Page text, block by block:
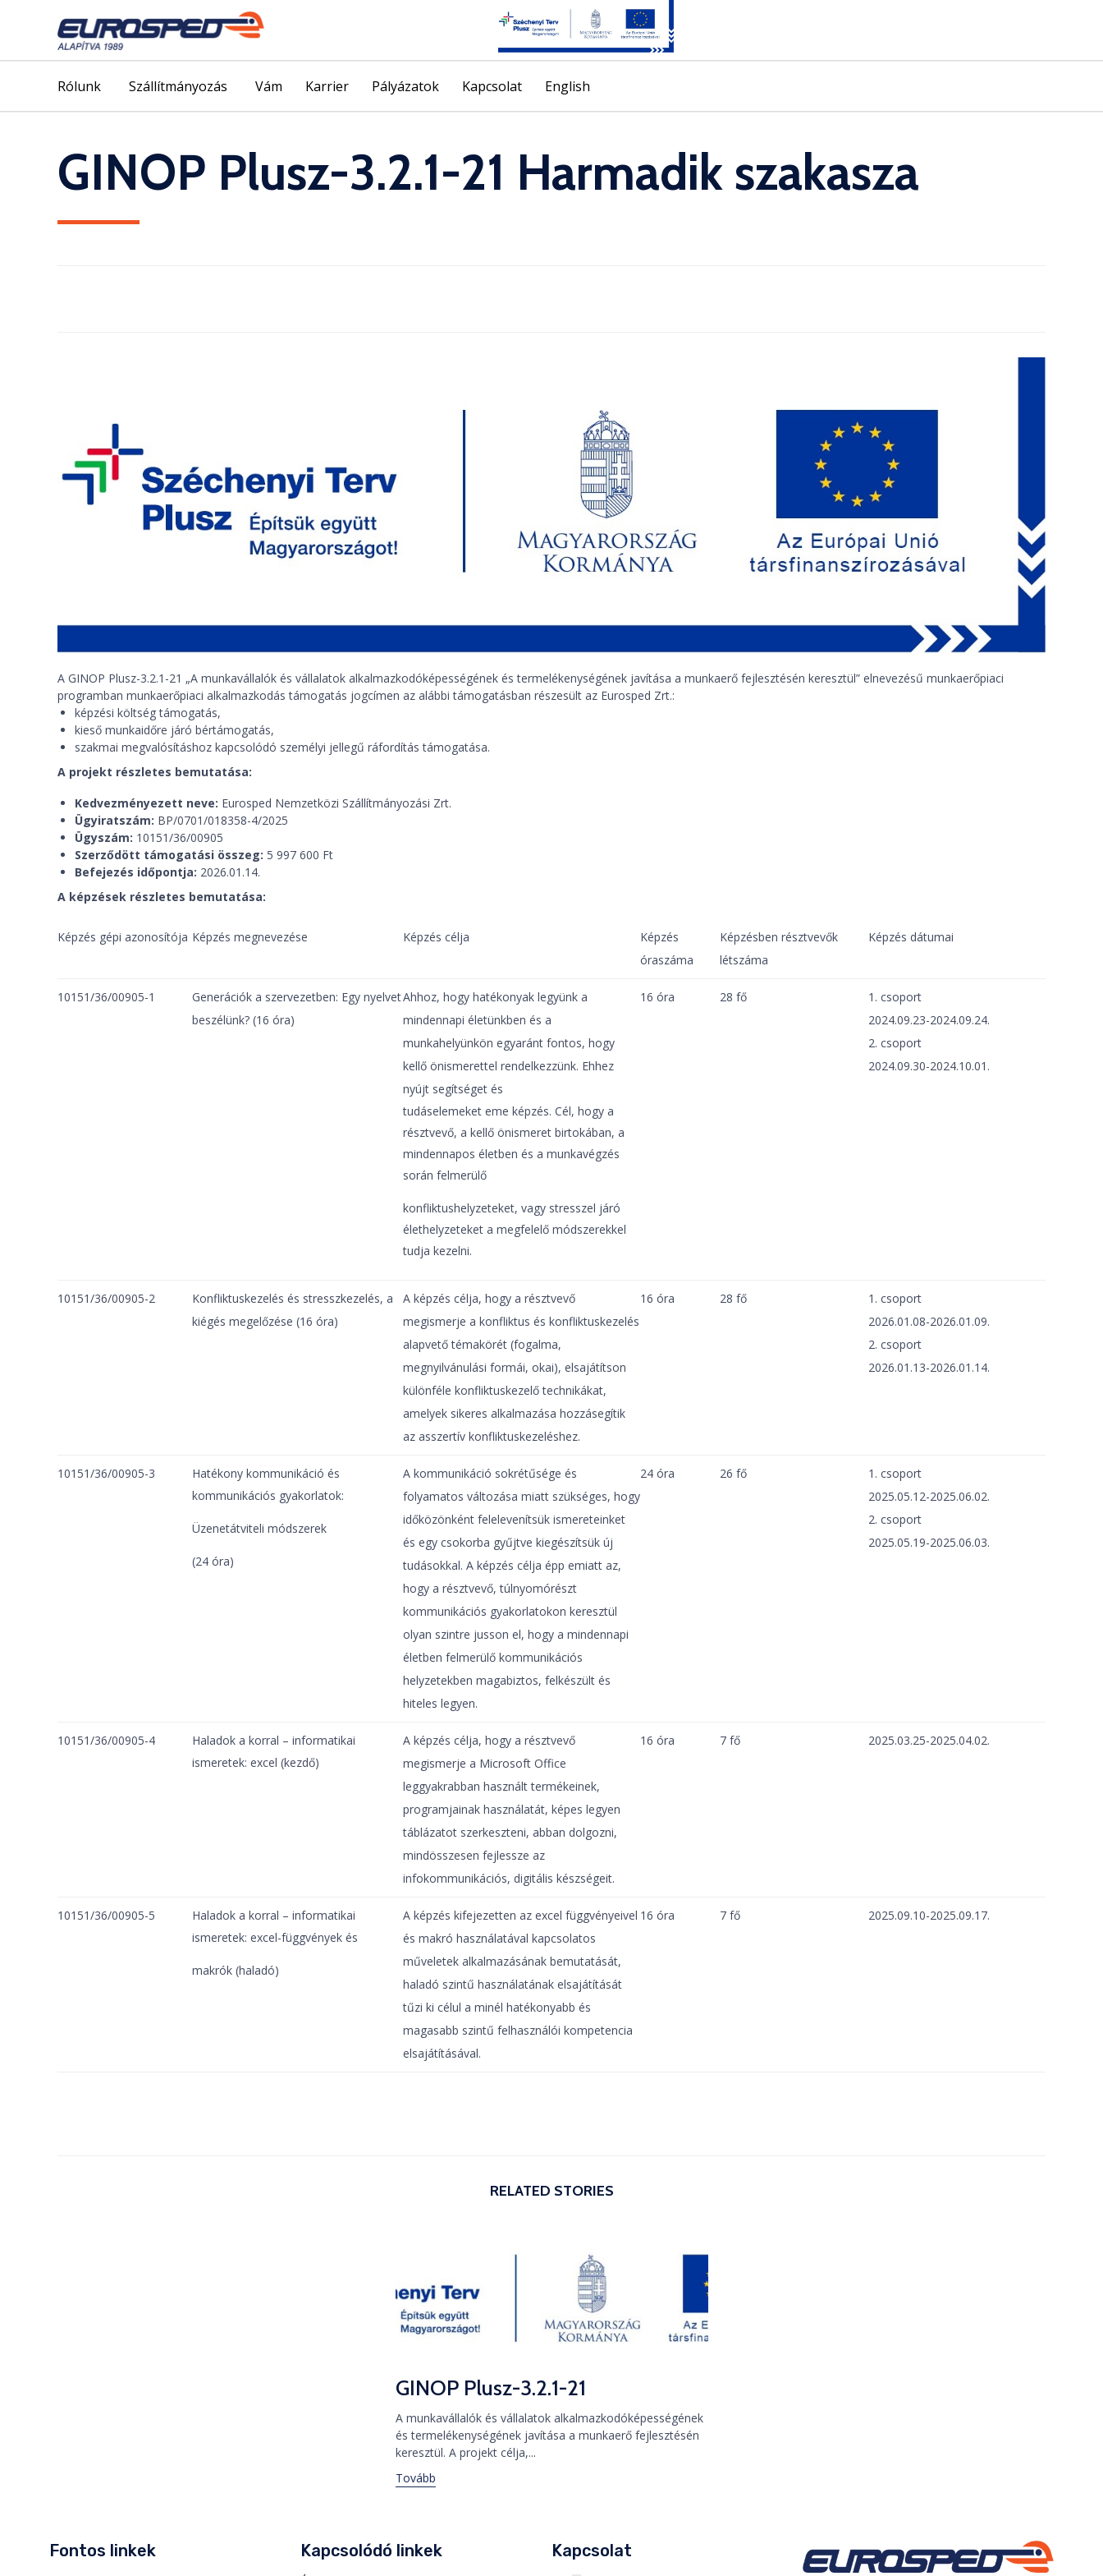
to
Rólunk Szállítmányozás Vám Karrier Pályázatok Kapcsolat English
GINOP Plusz-3.2.1-21 Harmadik szakasza
A GINOP Plusz-3.2.1-21 „A munkavállalók és vállalatok alkalmazkodóképességének és termelékenységének javítása a munkaerő fejlesztésén keresztül” elnevezésű munkaerőpiaci
programban munkaerőpiaci alkalmazkodás támogatás jogcímen az alábbi támogatásban részesült az Eurosped Zrt.:
képzési költség támogatás,
kieső munkaidőre járó bértámogatás,
szakmai megvalósításhoz kapcsolódó személyi jellegű ráfordítás támogatása.
A projekt részletes bemutatása:
Kedvezményezett neve: Eurosped Nemzetközi Szállítmányozási Zrt.
Ügyiratszám: BP/0701/018358-4/2025
Ügyszám: 10151/36/00905
Szerződött támogatási összeg: 5 997 600 Ft
Befejezés időpontja: 2026.01.14.
A képzések részletes bemutatása:
Képzés gépi azonosítója Képzés megnevezése Képzés célja
Képzés
óraszáma
Képzésben résztvevők
létszáma
Képzés dátumai
10151/36/00905-1
Generációk a szervezetben: Egy nyelvet
beszélünk? (16 óra)
Ahhoz, hogy hatékonyak legyünk a
mindennapi életünkben és a
munkahelyünkön egyaránt fontos, hogy
kellő önismerettel rendelkezzünk. Ehhez
nyújt segítséget és
tudáselemeket eme képzés. Cél, hogy a
résztvevő, a kellő önismeret birtokában, a
mindennapos életben és a munkavégzés
során felmerülő
konfliktushelyzeteket, vagy stresszel járó
élethelyzeteket a megfelelő módszerekkel
tudja kezelni.
16 óra 28 fő
1. csoport
2024.09.23-2024.09.24.
2. csoport
2024.09.30-2024.10.01.
10151/36/00905-2
Konfliktuskezelés és stresszkezelés, a
kiégés megelőzése (16 óra)
A képzés célja, hogy a résztvevő
megismerje a konfliktus és konfliktuskezelés
alapvető témakörét (fogalma,
megnyilvánulási formái, okai), elsajátítson
különféle konfliktuskezelő technikákat,
amelyek sikeres alkalmazása hozzásegítik
az asszertív konfliktuskezeléshez.
16 óra 28 fő
1. csoport
2026.01.08-2026.01.09.
2. csoport
2026.01.13-2026.01.14.
10151/36/00905-3
Hatékony kommunikáció és
kommunikációs gyakorlatok:
Üzenetátviteli módszerek
(24 óra)
A kommunikáció sokrétűsége és
folyamatos változása miatt szükséges, hogy
időközönként felelevenítsük ismereteinket
és egy csokorba gyűjtve kiegészítsük új
tudásokkal. A képzés célja épp emiatt az,
hogy a résztvevő, túlnyomórészt
kommunikációs gyakorlatokon keresztül
olyan szintre jusson el, hogy a mindennapi
életben felmerülő kommunikációs
helyzetekben magabiztos, felkészült és
hiteles legyen.
24 óra 26 fő
1. csoport
2025.05.12-2025.06.02.
2. csoport
2025.05.19-2025.06.03.
10151/36/00905-4
Haladok a korral – informatikai
ismeretek: excel (kezdő)
A képzés célja, hogy a résztvevő
megismerje a Microsoft Office
leggyakrabban használt termékeinek,
programjainak használatát, képes legyen
táblázatot szerkeszteni, abban dolgozni,
mindösszesen fejlessze az
infokommunikációs, digitális készségeit.
16 óra 7 fő 2025.03.25-2025.04.02.
10151/36/00905-5
Haladok a korral – informatikai
ismeretek: excel-függvények és
makrók (haladó)
A képzés kifejezetten az excel függvényeivel
és makró használatával kapcsolatos
műveletek alkalmazásának bemutatását,
haladó szintű használatának elsajátítását
tűzi ki célul a minél hatékonyabb és
magasabb szintű felhasználói kompetencia
elsajátításával.
16 óra 7 fő 2025.09.10-2025.09.17.
RELATED STORIES
GINOP Plusz-3.2.1-21
A munkavállalók és vállalatok alkalmazkodóképességének
és termelékenységének javítása a munkaerő fejlesztésén
keresztül. A projekt célja,...
Tovább
Fontos linkek Kapcsolódó linkek Kapcsolat